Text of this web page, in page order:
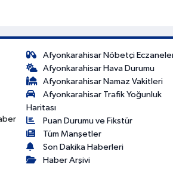
Afyonkarahisar Nöbetçi
Afyonkarahisar Hava Durumu
Afyonkarahisar Namaz Vakitleri
Afyonkarahisar Trafik Yoğunluk
Haritası
Puan Durumu ve Fikstür
Tüm Manşetler
Son Dakika Haberleri
Haber Arşivi